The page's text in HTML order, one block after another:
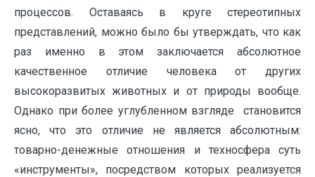
процессов. Оставаясь в круге стереотипных
представлений, можно было бы утверждать, что как
раз именно в этом заключается абсолютное
качественное отличие человека от других
высокоразвитых животных и от природы вообще.
Однако при более углубленном взгляде становится
ясно, что это отличие не является абсолютным:
товарно-денежные отношения и техносфера суть
«инструменты», посредством которых реализуется